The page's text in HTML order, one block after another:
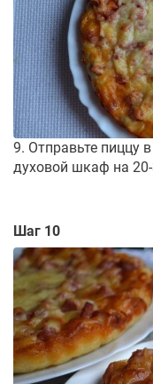
9. Отправьте пиццу
духовой шкаф на
Шаг 10